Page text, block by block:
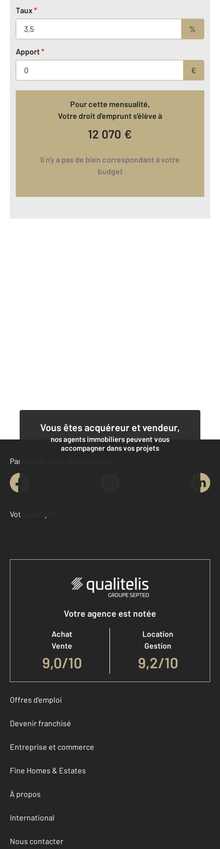
Taux*
%
Apport*
€
Pour cette mensualité,
Votre droit d'emprunt s'élève à
12 070 €
Il n'y a pas de bien correspondant à votre
budget
Vous êtes acquéreur et vendeur,
nos agents immobiliers peuvent vous
accompagner dans vos projets
Contacter l'agence
Demander une estimation
Parlons de vous, parlons biens
Votre compte :
Accéder à mon compte
Votre agence est notée
Achat
Vente
9,0/10
Location
Gestion
9,2/10
Offres d'emploi
Devenir franchisé
Entreprise et commerce
Fine Homes & Estates
À propos
International
Nous contacter